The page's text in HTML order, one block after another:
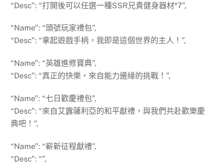
“Desc”: “打開後可以任選一種SSR兄貴健身器材*7”,
“Name”: “頭號玩家禮包”,
“Desc”: “拿起遊戲手柄，我即是這個世界的主人！”,
“Name”: “英雄進修寶典”,
“Desc”: “真正的快樂，來自能力邊緣的挑戰！”,
“Name”: “七日歡慶禮包”,
“Desc”: “來自艾露薩利亞的和平獻禮，與我們共赴歡樂慶
典吧！”,
“Name”: “嶄新征程獻禮”,
“Desc”: “”,